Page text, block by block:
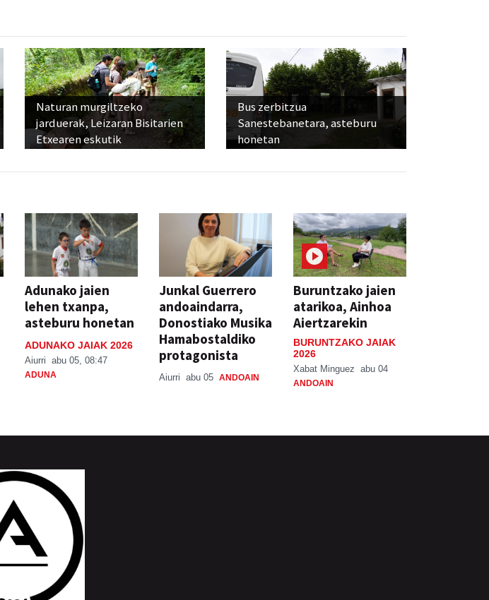
Naturan murgiltzeko
jarduerak, Leizaran Bisitarien
Etxearen eskutik
Bus zerbitzua
Sanestebanetara, asteburu
honetan
Adunako jaien
lehen txanpa,
asteburu honetan
ADUNAKO JAIAK 2026
Aiurri abu 05, 08:47
ADUNA
Junkal Guerrero
andoaindarra,
Donostiako Musika
Hamabostaldiko
protagonista
Aiurri abu 05 ANDOAIN
Buruntzako jaien
atarikoa, Ainhoa
Aiertzarekin
BURUNTZAKO JAIAK
2026
Xabat Minguez abu 04
ANDOAIN